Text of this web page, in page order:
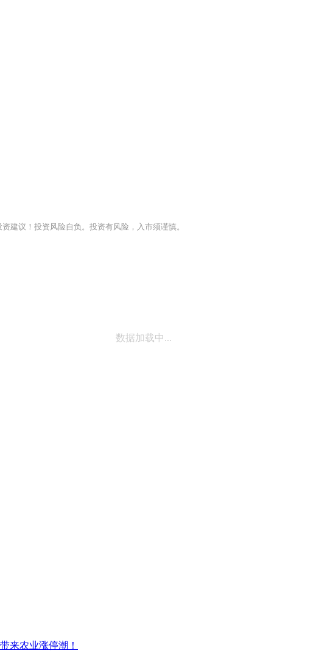
建议！投资风险自负。投资有风险，入市须谨慎。
数据加载中...
来农业涨停潮！